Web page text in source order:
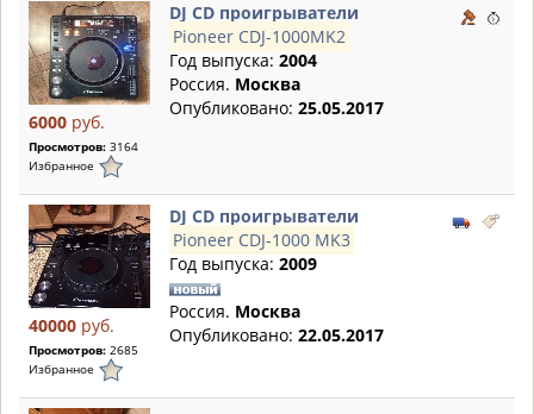
6000 руб.
Просмотров: 3164
Избранное
DJ CD проигрыватели
Pioneer CDJ-1000MK2
Год выпуска: 2004
Россия. Москва
Опубликовано: 25.05.2017
40000 руб.
Просмотров: 2685
Избранное
DJ CD проигрыватели
Pioneer CDJ-1000 MK3
Год выпуска: 2009
Россия. Москва
Опубликовано: 22.05.2017